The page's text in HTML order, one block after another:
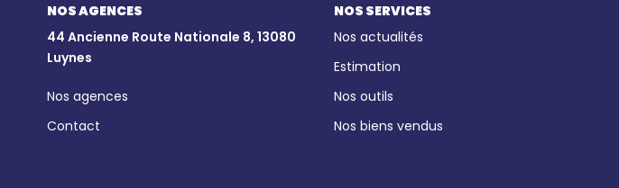
NOS AGENCES
44 Ancienne Route Nationale 8, 13080
Luynes
Nos agences
Contact
NOS SERVICES
Nos actualités
Estimation
Nos outils
Nos biens vendus